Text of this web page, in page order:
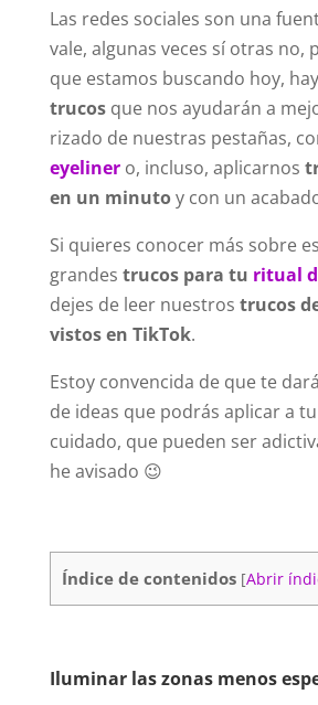
Las redes sociales son una
vale, algunas veces sí otras no,
que estamos buscando hoy, hay
trucosque nos ayudarán a
rizado de nuestras pestañas,
eyelinero, incluso, aplicarnos
en un minutoy con un
Si quieres conocer más sobre
grandes trucos para tu ritual
dejes de leer nuestros trucos
vistos en TikTok.
Estoy convencida de que te
de ideas que podrás aplicar a
cuidado, que pueden ser
he avisado 😉
Índice de contenidos [Abrir
Iluminar las zonas menos